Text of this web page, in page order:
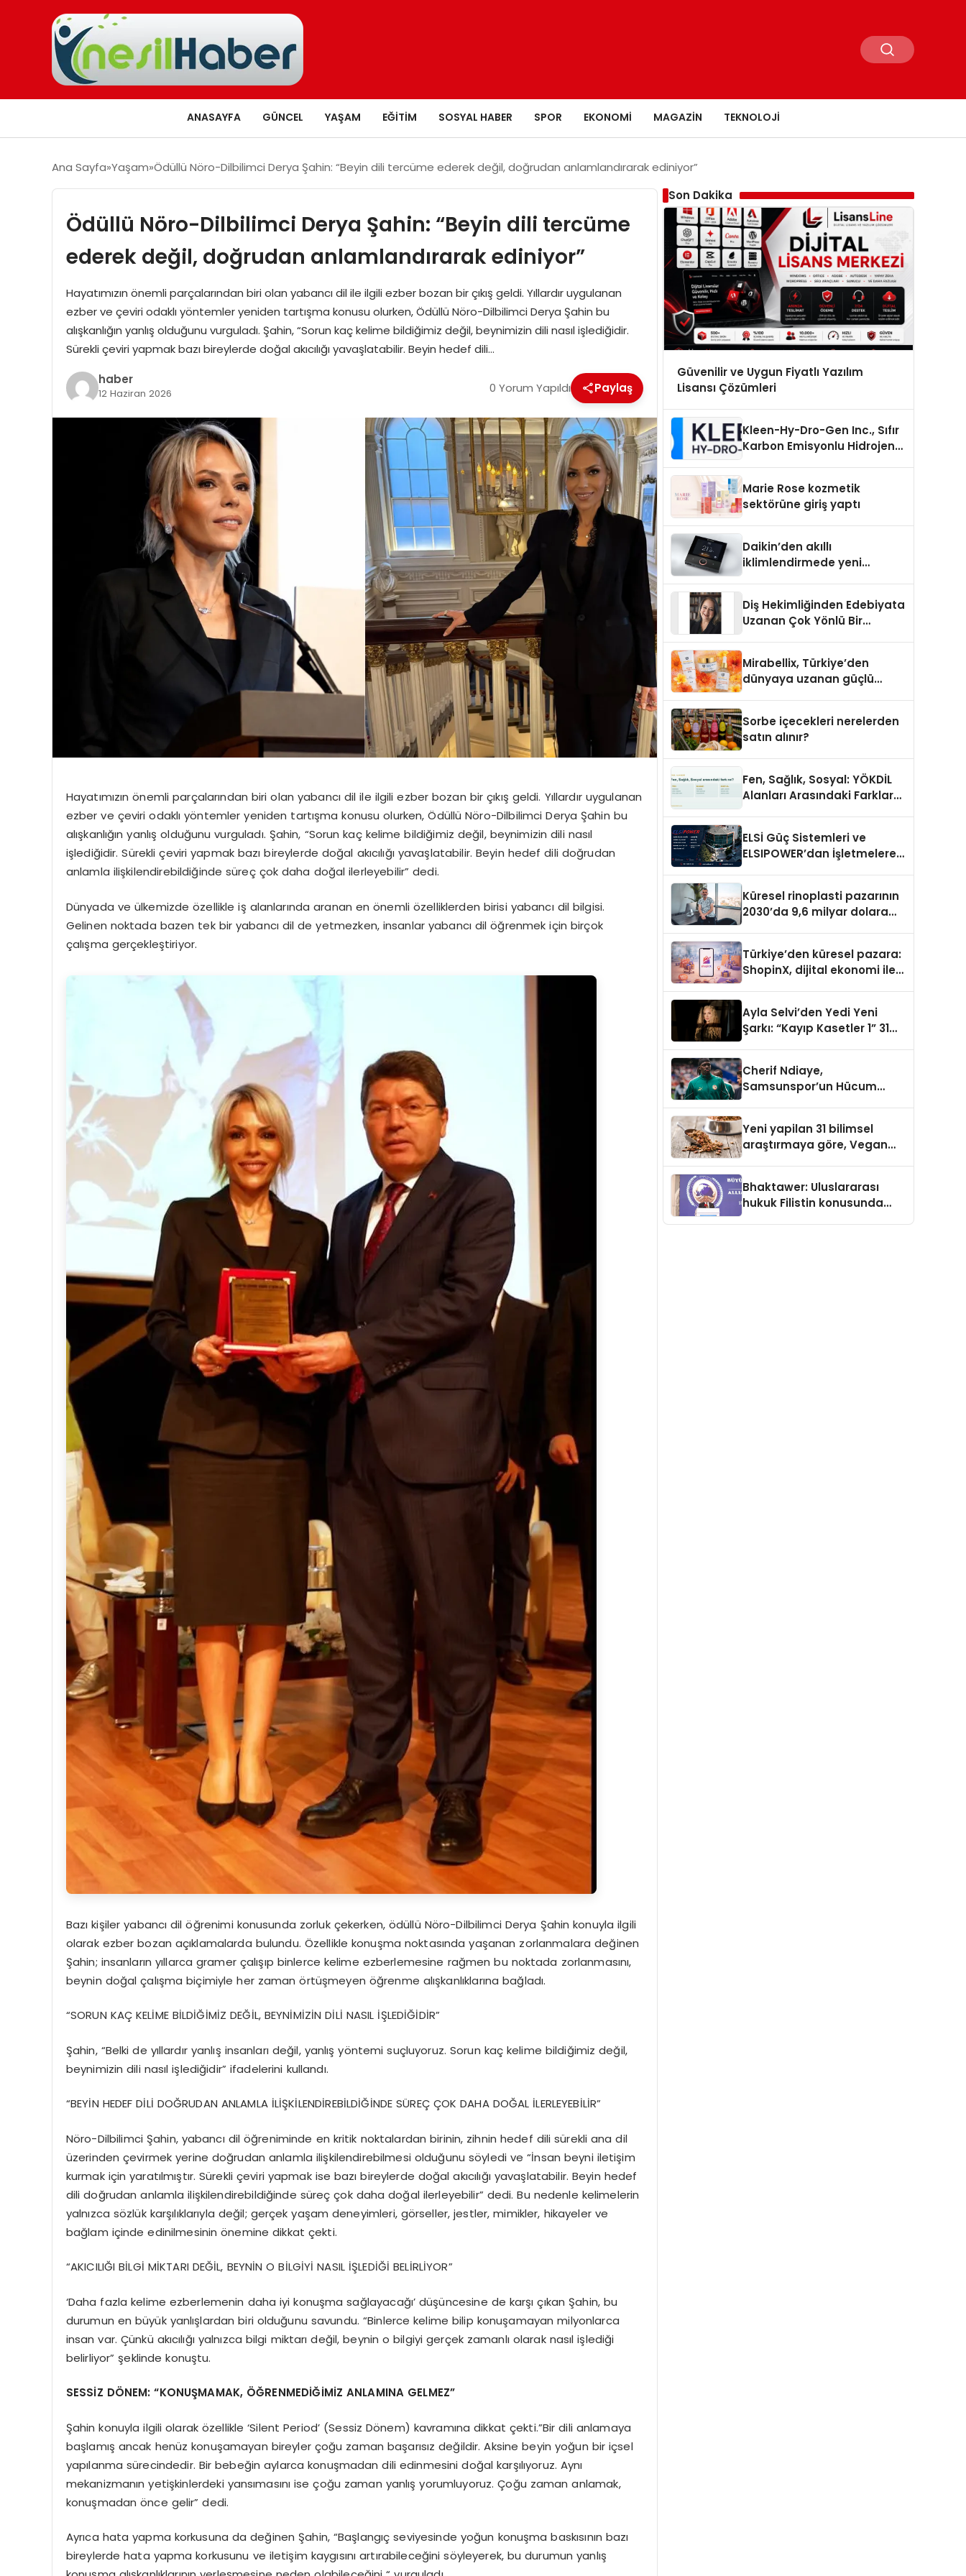
ANASAYFA GÜNCEL YAŞAM EĞITIM SOSYAL HABER SPOR EKONOMI MAGAZIN TEKNOLOJI
Ana Sayfa Yaşam Ödüllü Nöro-Dilbilimci Derya Şahin: “Beyin dili tercüme ederek değil, doğrudan anlamlandırarak ediniyor”
Ödüllü Nöro-Dilbilimci Derya Şahin: “Beyin dili tercüme
ederek değil, doğrudan anlamlandırarak ediniyor”
Hayatımızın önemli parçalarından biri olan yabancı dil ile ilgili ezber bozan bir çıkış geldi. Yıllardır uygulanan
ezber ve çeviri odaklı yöntemler yeniden tartışma konusu olurken, Ödüllü Nöro-Dilbilimci Derya Şahin bu
alışkanlığın yanlış olduğunu vurguladı. Şahin, “Sorun kaç kelime bildiğimiz değil, beynimizin dili nasıl işlediğidir.
Sürekli çeviri yapmak bazı bireylerde doğal akıcılığı yavaşlatabilir. Beyin hedef dili…
haber
12 Haziran 2026 0 Yorum Yapıldı Paylaş
Hayatımızın önemli parçalarından biri olan yabancı dil ile ilgili ezber bozan bir çıkış geldi. Yıllardır uygulanan
ezber ve çeviri odaklı yöntemler yeniden tartışma konusu olurken, Ödüllü Nöro-Dilbilimci Derya Şahin bu
alışkanlığın yanlış olduğunu vurguladı. Şahin, “Sorun kaç kelime bildiğimiz değil, beynimizin dili nasıl
işlediğidir. Sürekli çeviri yapmak bazı bireylerde doğal akıcılığı yavaşlatabilir. Beyin hedef dili doğrudan
anlamla ilişkilendirebildiğinde süreç çok daha doğal ilerleyebilir” dedi.
Dünyada ve ülkemizde özellikle iş alanlarında aranan en önemli özelliklerden birisi yabancı dil bilgisi.
Gelinen noktada bazen tek bir yabancı dil de yetmezken, insanlar yabancı dil öğrenmek için birçok
çalışma gerçekleştiriyor.
Bazı kişiler yabancı dil öğrenimi konusunda zorluk çekerken, ödüllü Nöro-Dilbilimci Derya Şahin konuyla ilgili
olarak ezber bozan açıklamalarda bulundu. Özellikle konuşma noktasında yaşanan zorlanmalara değinen
Şahin; insanların yıllarca gramer çalışıp binlerce kelime ezberlemesine rağmen bu noktada zorlanmasını,
beynin doğal çalışma biçimiyle her zaman örtüşmeyen öğrenme alışkanlıklarına bağladı.
“SORUN KAÇ KELİME BİLDİĞİMİZ DEĞİL, BEYNİMİZİN DİLİ NASIL İŞLEDİĞİDİR”
Şahin, “Belki de yıllardır yanlış insanları değil, yanlış yöntemi suçluyoruz. Sorun kaç kelime bildiğimiz değil,
beynimizin dili nasıl işlediğidir” ifadelerini kullandı.
“BEYİN HEDEF DİLİ DOĞRUDAN ANLAMLA İLİŞKİLENDİREBİLDİĞİNDE SÜREÇ ÇOK DAHA DOĞAL İLERLEYEBİLİR”
Nöro-Dilbilimci Şahin, yabancı dil öğreniminde en kritik noktalardan birinin, zihnin hedef dili sürekli ana dil
üzerinden çevirmek yerine doğrudan anlamla ilişkilendirebilmesi olduğunu söyledi ve “İnsan beyni iletişim
kurmak için yaratılmıştır. Sürekli çeviri yapmak ise bazı bireylerde doğal akıcılığı yavaşlatabilir. Beyin hedef
dili doğrudan anlamla ilişkilendirebildiğinde süreç çok daha doğal ilerleyebilir” dedi. Bu nedenle kelimelerin
yalnızca sözlük karşılıklarıyla değil; gerçek yaşam deneyimleri, görseller, jestler, mimikler, hikayeler ve
bağlam içinde edinilmesinin önemine dikkat çekti.
“AKICILIĞI BİLGİ MİKTARI DEĞİL, BEYNİN O BİLGİYİ NASIL İŞLEDİĞİ BELİRLİYOR”
‘Daha fazla kelime ezberlemenin daha iyi konuşma sağlayacağı’ düşüncesine de karşı çıkan Şahin, bu
durumun en büyük yanlışlardan biri olduğunu savundu. “Binlerce kelime bilip konuşamayan milyonlarca
insan var. Çünkü akıcılığı yalnızca bilgi miktarı değil, beynin o bilgiyi gerçek zamanlı olarak nasıl işlediği
belirliyor” şeklinde konuştu.
SESSİZ DÖNEM: “KONUŞMAMAK, ÖĞRENMEDİĞİMİZ ANLAMINA GELMEZ”
Şahin konuyla ilgili olarak özellikle ‘Silent Period’ (Sessiz Dönem) kavramına dikkat çekti.”Bir dili anlamaya
başlamış ancak henüz konuşamayan bireyler çoğu zaman başarısız değildir. Aksine beyin yoğun bir içsel
yapılanma sürecindedir. Bir bebeğin aylarca konuşmadan dili edinmesini doğal karşılıyoruz. Aynı
mekanizmanın yetişkinlerdeki yansımasını ise çoğu zaman yanlış yorumluyoruz. Çoğu zaman anlamak,
konuşmadan önce gelir” dedi.
Ayrıca hata yapma korkusuna da değinen Şahin, “Başlangıç seviyesinde yoğun konuşma baskısının bazı
bireylerde hata yapma korkusunu ve iletişim kaygısını artırabileceğini söyleyerek, bu durumun yanlış
Son Dakika
Güvenilir ve Uygun Fiyatlı Yazılım
Lisansı Çözümleri
Kleen-Hy-Dro-Gen Inc., Sıfır
Karbon Emisyonlu Hidrojen
Aldı
Marie Rose kozmetik
sektörüne giriş yaptı
Daikin’den akıllı
iklimlendirmede yeni
Diş Hekimliğinden Edebiyata
Uzanan Çok Yönlü Bir
Mirabellix, Türkiye’den
dünyaya uzanan güçlü
Sorbe içecekleri nerelerden
satın alınır?
Fen, Sağlık, Sosyal: YÖKDİL
Alanları Arasındaki Farklar
ELSİ Güç Sistemleri ve
ELSIPOWER’dan İşletmelere
Küresel rinoplasti pazarının
2030’da 9,6 milyar dolara
Türkiye’den küresel pazara:
ShopinX, dijital ekonomi ile
Ayla Selvi’den Yedi Yeni
Şarkı: “Kayıp Kasetler 1” 31
Cherif Ndiaye,
Samsunspor’un Hücum
Yeni yapilan 31 bilimsel
araştırmaya göre, Vegan
Sindirildiğini Ortaya Koydu
Bhaktawer: Uluslararası
hukuk Filistin konusunda